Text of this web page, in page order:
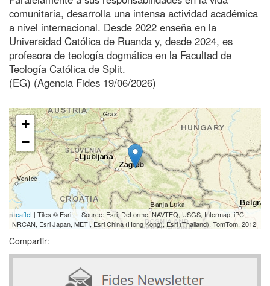
comunitaria, desarrolla una intensa actividad académica
a nivel internacional. Desde 2022 enseña en la
Universidad Católica de Ruanda y, desde 2024, es
profesora de teología dogmática en la Facultad de
Teología Católica de Split.
(EG) (Agencia Fides 19/06/2026)
+
−
Leaflet | Tiles © Esri — Source: Esri, DeLorme, NAVTEQ, USGS, Intermap, iPC,
NRCAN, Esri Japan, METI, Esri China (Hong Kong), Esri (Thailand), TomTom, 2012
Compartir: